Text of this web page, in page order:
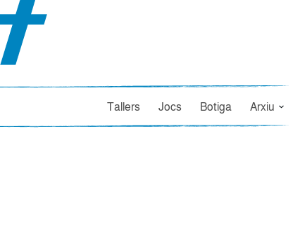
Tallers Jocs Botiga Arxiu